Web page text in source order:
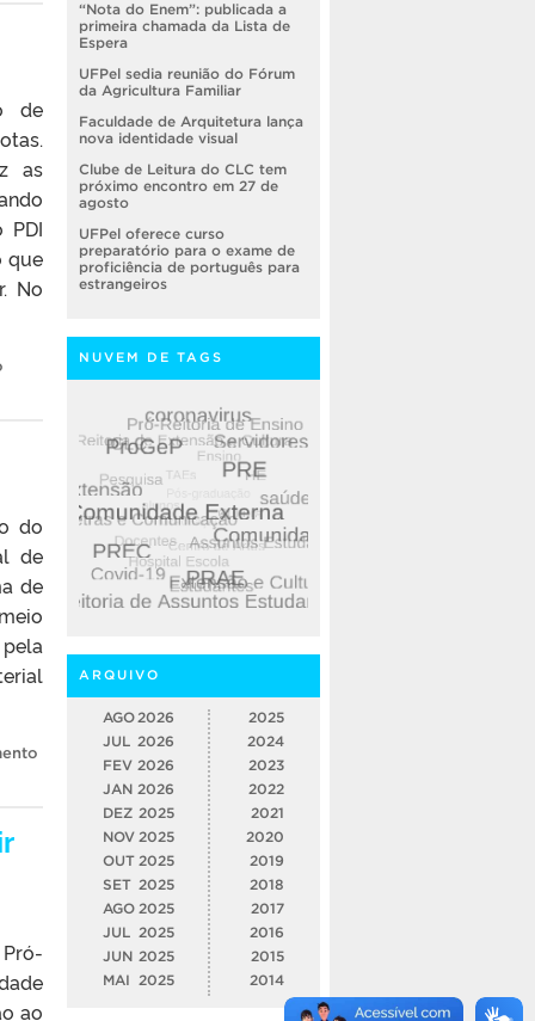
de
as
PDI
que
No
do
de
de
ao
“Nota do Enem”: publicada a
primeira chamada da Lista de
Espera
UFPel sedia reunião do Fórum
da Agricultura Familiar
Faculdade de Arquitetura lança
nova identidade visual
Clube de Leitura do CLC tem
próximo encontro em 27 de
agosto
UFPel oferece curso
preparatório para o exame de
proficiência de português para
estrangeiros
NUVEM DE TAGS
ARQUIVO
AGO 2026
JUL 2026
FEV 2026
JAN 2026
DEZ 2025
NOV 2025
OUT 2025
SET 2025
AGO 2025
JUL
2025
JUN 2025
MAI
2025
2025
2024
2023
2022
2021
2020
2019
2018
2017
2016
2015
2014